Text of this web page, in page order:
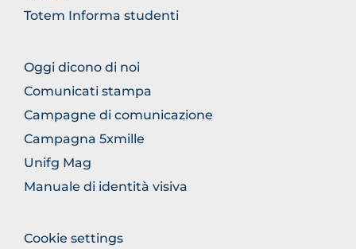
Totem Informa studenti
FOOTER
COMUNICAZIONE
Oggi dicono di noi
Comunicati stampa
Campagne di comunicazione
Campagna 5xmille
Unifg Mag
Manuale di identità visiva
FOOTER
Cookie settings